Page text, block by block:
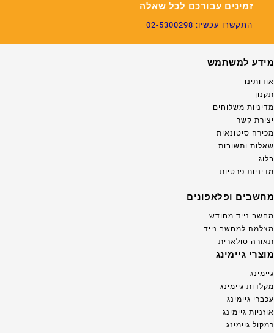
זמינים עבורכם לכל שאלה
התקשרו עכשיו: 02-5300298
מידע למשתמש
אודותינו
תקנון
מדיניות משלוחים
יצירת קשר
מכירה סיטונאית
שאלות ותשובות
בלוג
מדיניות פרטיות
מחשבים ופלאפונים
מחשב נייד מחודש
מצלמה למחשב נייד
תאורה סולארית
מוצרי גיימינג
גיימינג
מקלדות גיימינג
עכברי גיימינג
אוזניות גיימינג
רמקול גיימינג